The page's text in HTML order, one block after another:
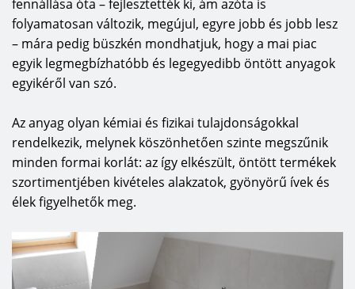
fennállása óta – fejlesztették ki, ám azóta is
folyamatosan változik, megújul, egyre jobb és jobb lesz
– mára pedig büszkén mondhatjuk, hogy a mai piac
egyik legmegbízhatóbb és legegyedibb öntött anyagok
egyikéről van szó.
Az anyag olyan kémiai és fizikai tulajdonságokkal
rendelkezik, melynek köszönhetően szinte megszűnik
minden formai korlát: az így elkészült, öntött termékek
szortimentjében kivételes alakzatok, gyönyörű ívek és
élek figyelhetők meg.